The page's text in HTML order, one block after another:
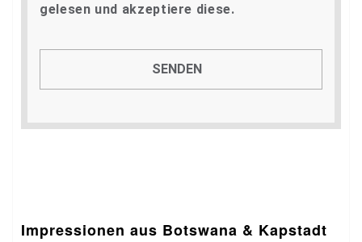
gelesen und akzeptiere diese.
Impressionen aus Botswana & Kapstadt